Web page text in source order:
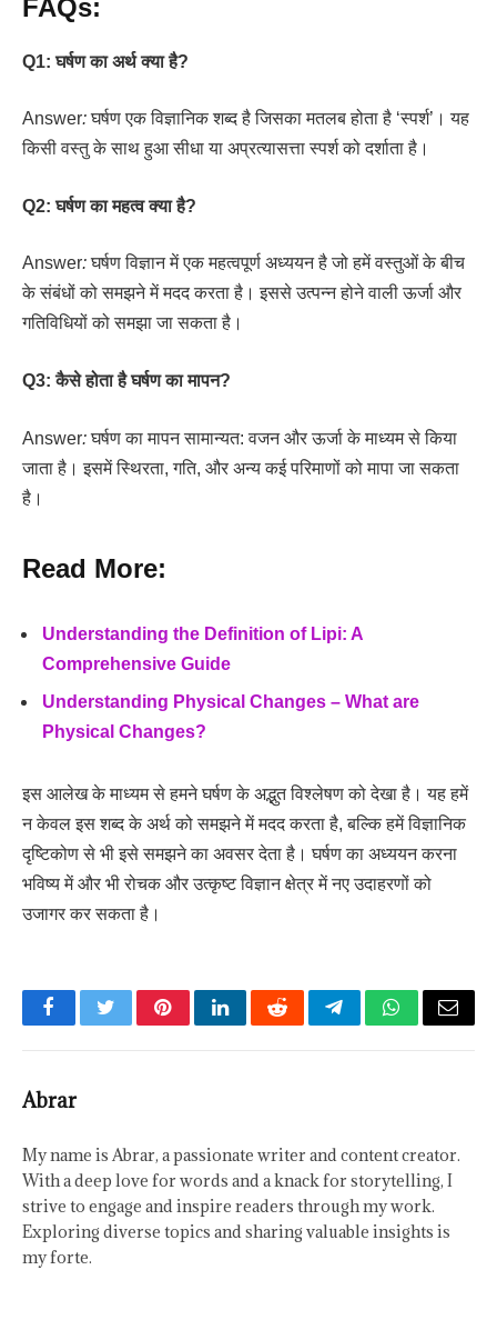
FAQs:
Q1: घर्षण का अर्थ क्या है?
Answer:घर्षण एक विज्ञानिक शब्द है जिसका मतलब होता है ‘स्पर्श’। यह
किसी वस्तु के साथ हुआ सीधा या अप्रत्यासत्ता स्पर्श को दर्शाता है।
Q2: घर्षण का महत्व क्या है?
Answer:घर्षण विज्ञान में एक महत्वपूर्ण अध्ययन है जो हमें वस्तुओं के बीच
के संबंधों को समझने में मदद करता है। इससे उत्पन्न होने वाली ऊर्जा और
गतिविधियों को समझा जा सकता है।
Q3: कैसे होता है घर्षण का मापन?
Answer:घर्षण का मापन सामान्यत: वजन और ऊर्जा के माध्यम से किया
जाता है। इसमें स्थिरता, गति, और अन्य कई परिमाणों को मापा जा सकता
है।
Read More:
Understanding the Definition of Lipi: A
Comprehensive Guide
Understanding Physical Changes – What are
Physical Changes?
इस आलेख के माध्यम से हमने घर्षण के अद्भुत विश्लेषण को देखा है। यह हमें
न केवल इस शब्द के अर्थ को समझने में मदद करता है, बल्कि हमें विज्ञानिक
दृष्टिकोण से भी इसे समझने का अवसर देता है। घर्षण का अध्ययन करना
भविष्य में और भी रोचक और उत्कृष्ट विज्ञान क्षेत्र में नए उदाहरणों को
उजागर कर सकता है।
FacebookTwitterPinterestLinkedInRedditTelegramWhatsApp
Email
Abrar
My name is Abrar, a passionate writer and content creator.
With a deep love for words and a knack for storytelling, I
strive to engage and inspire readers through my work.
Exploring diverse topics and sharing valuable insights is
my forte.